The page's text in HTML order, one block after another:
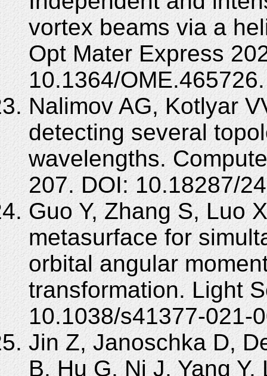
vortex beams via a
Opt Mater Express
10.1364/OME.465726.
Nalimov AG, Kotlyar
detecting several
wavelengths.
207. DOI: 10.18287/
Guo Y, Zhang S, Luo
metasurface for
orbital angular
transformation. Light
10.1038/s41377-021-
Jin Z, Janoschka D,
B, Hu G, Ni J, Yang